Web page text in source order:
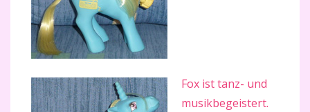
Fox ist tanz- und
musikbegeistert.